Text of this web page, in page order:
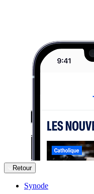
Retour
Synode